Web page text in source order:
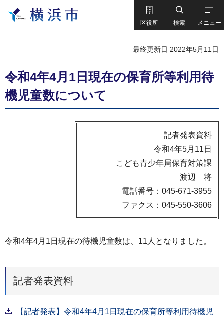
区役所 検索 メニュー
最終更新日 2022年5月11日
令和4年4月1日現在の保育所等利用待
機児童数について
記者発表資料
令和4年5月11日
こども青少年局保育対策課
渡辺 将
電話番号：045-671-3955
ファクス：045-550-3606
令和4年4月1日現在の待機児童数は、11人となりました。
記者発表資料
【記者発表】令和4年4月1日現在の保育所等利用待機児